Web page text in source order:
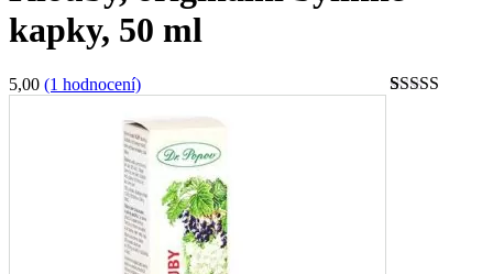
kapky, 50 ml
5,00 (1 hodnocení)